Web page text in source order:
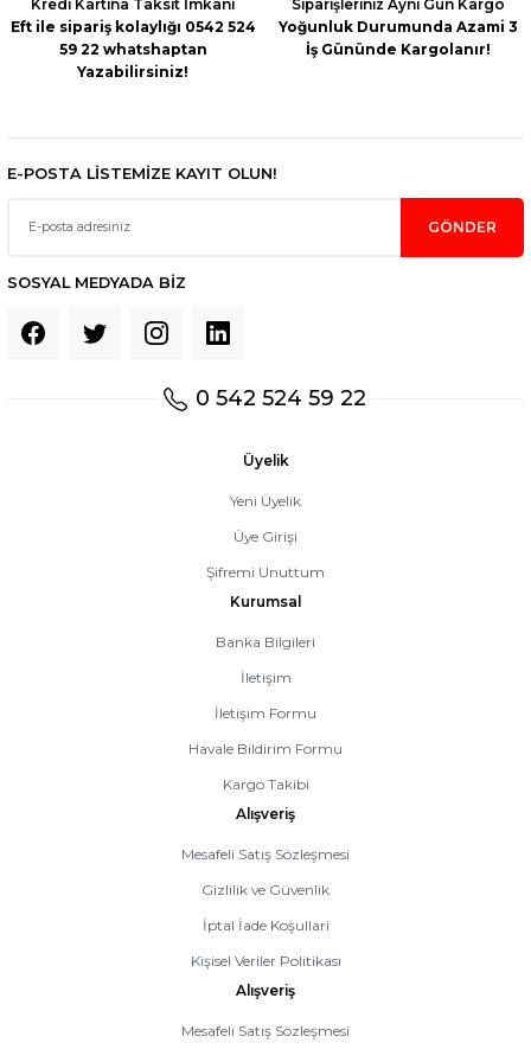
Kredi Kartına Taksit İmkanı
Eft ile sipariş kolaylığı 0542 524
59 22 whatshaptan
Yazabilirsiniz!
Siparişleriniz Aynı Gün Kargo
Yoğunluk Durumunda Azami 3
İş Gününde Kargolanır!
E-POSTA LİSTEMİZE KAYIT OLUN!
GÖNDER
SOSYAL MEDYADA BİZ
0 542 524 59 22
Üyelik
Yeni Üyelik
Üye Girişi
Şifremi Unuttum
Kurumsal
Banka Bilgileri
İletişim
İletişim Formu
Havale Bildirim Formu
Kargo Takibi
Alışveriş
Mesafeli Satış Sözleşmesi
Gizlilik ve Güvenlik
İptal İade Koşullari
Kişisel Veriler Politikası
Alışveriş
Mesafeli Satış Sözleşmesi